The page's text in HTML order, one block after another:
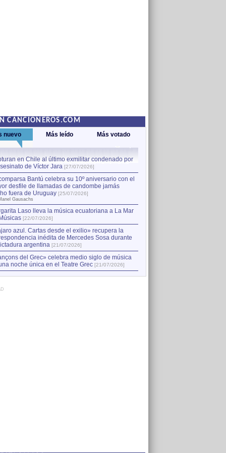
CANCIONEROS.COM
nuevo Más leído Más votado
en Chile al último exmilitar condenado por
de Víctor Jara [27/07/2026]
Bantú celebra su 10º aniversario con el
desfile de llamadas de candombe jamás
fuera de Uruguay [25/07/2026]
Gausachs
Laso lleva la música ecuatoriana a La Mar
[22/07/2026]
azul. Cartas desde el exilio» recupera la
inédita de Mercedes Sosa durante
argentina [21/07/2026]
del Grec» celebra medio siglo de música
noche única en el Teatre Grec [21/07/2026]